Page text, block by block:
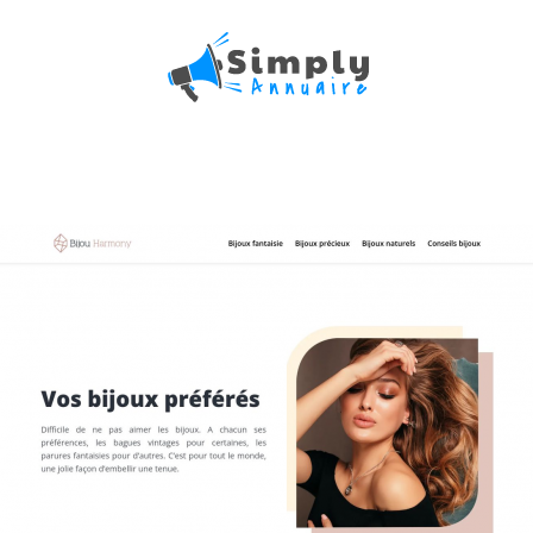
pour les bijoux